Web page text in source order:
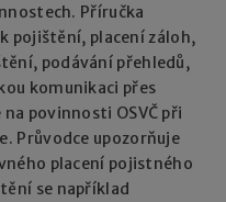
Příručka
pojištění, placení záloh,
podávání přehledů,
komunikaci přes
povinnosti OSVČ při
Průvodce upozorňuje
placení pojistného
se například